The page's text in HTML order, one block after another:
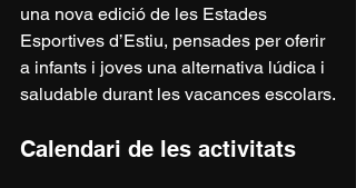
una nova edició de les Estades
Esportives d’Estiu, pensades per oferir
a infants i joves una alternativa lúdica i
saludable durant les vacances escolars.
Calendari de les activitats